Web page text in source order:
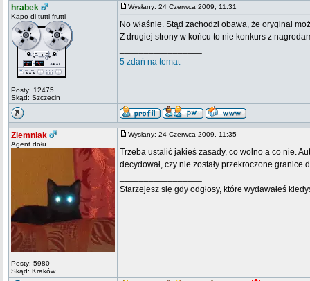
hrabek
Kapo di tutti frutti
Posty: 12475
Skąd: Szczecin
Wysłany: 24 Czerwca 2009, 11:31
No właśnie. Stąd zachodzi obawa, że oryginał
Z drugiej strony w końcu to nie konkurs z
5 zdań na temat
Ziemniak
Agent dołu
Posty: 5980
Skąd: Kraków
Wysłany: 24 Czerwca 2009, 11:35
Trzeba ustalić jakieś zasady, co wolno a co nie.
decydował, czy nie zostały przekroczone granice
Starzejesz się gdy odgłosy, które wydawałeś